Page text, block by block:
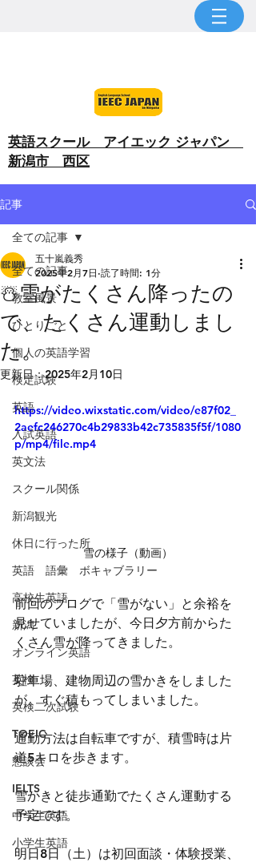
​英語スクール アイエック ジャパン
新潟市 西区
記事
全ての記事
教室風景
ひとりごと
個人の英語学習
検定試験
英語
入試英語
英文法
スクール関係
新潟観光
休日に行った所
英語 語彙 ボキャブラリー
高校生英語
新潟
オンライン英語
英検
英検二次試験
TOEIC
懇談会
IELTS
中学生英語
小学生英語
全ての記事
☃️雪がたくさん降ったの
で、たくさん運動しまし
た。
五十嵐義秀
2025年2月7日 読了時間: 1分
更新日：2025年2月10日
https://video.wixstatic.com/video/e87f02_
2aefc246270c4b29833b42c735835f5f/1080
p/mp4/file.mp4
雪の様子（動画）
前回のブログで「雪がない」と余裕を
見せていましたが、今日夕方前からた
くさん雪が降ってきました。
駐車場、建物周辺の雪かきをしました
が、すぐ積もってしまいました。
通勤方法は自転車ですが、積雪時は片
道5キロを歩きます。
雪かきと徒歩通勤でたくさん運動する
予定です。
明日8日（土）は初回面談・体験授業、